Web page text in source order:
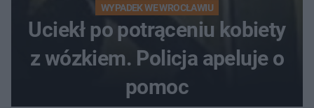
WYPADEK WE WROCŁAWIU
Uciekł po potrąceniu kobiety
z wózkiem. Policja apeluje o
pomoc